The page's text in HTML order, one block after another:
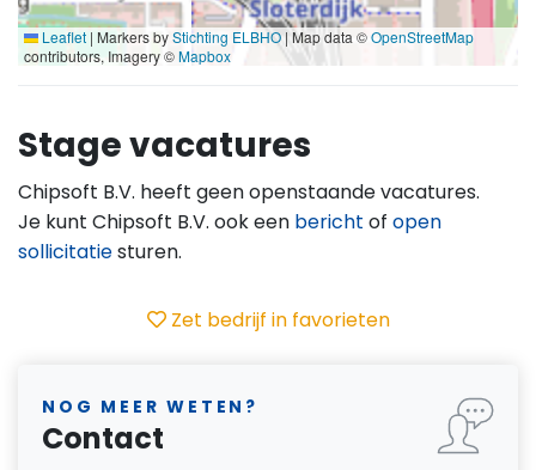
Leaflet | Markers byStichting ELBHO | Map data ©OpenStreetMap
contributors, Imagery ©Mapbox
Stage vacatures
Chipsoft B.V. heeft geen openstaande vacatures.
Je kunt Chipsoft B.V. ook een bericht of open
sollicitatiesturen.
Zet bedrijf in favorieten
NOG MEER WETEN?
Contact